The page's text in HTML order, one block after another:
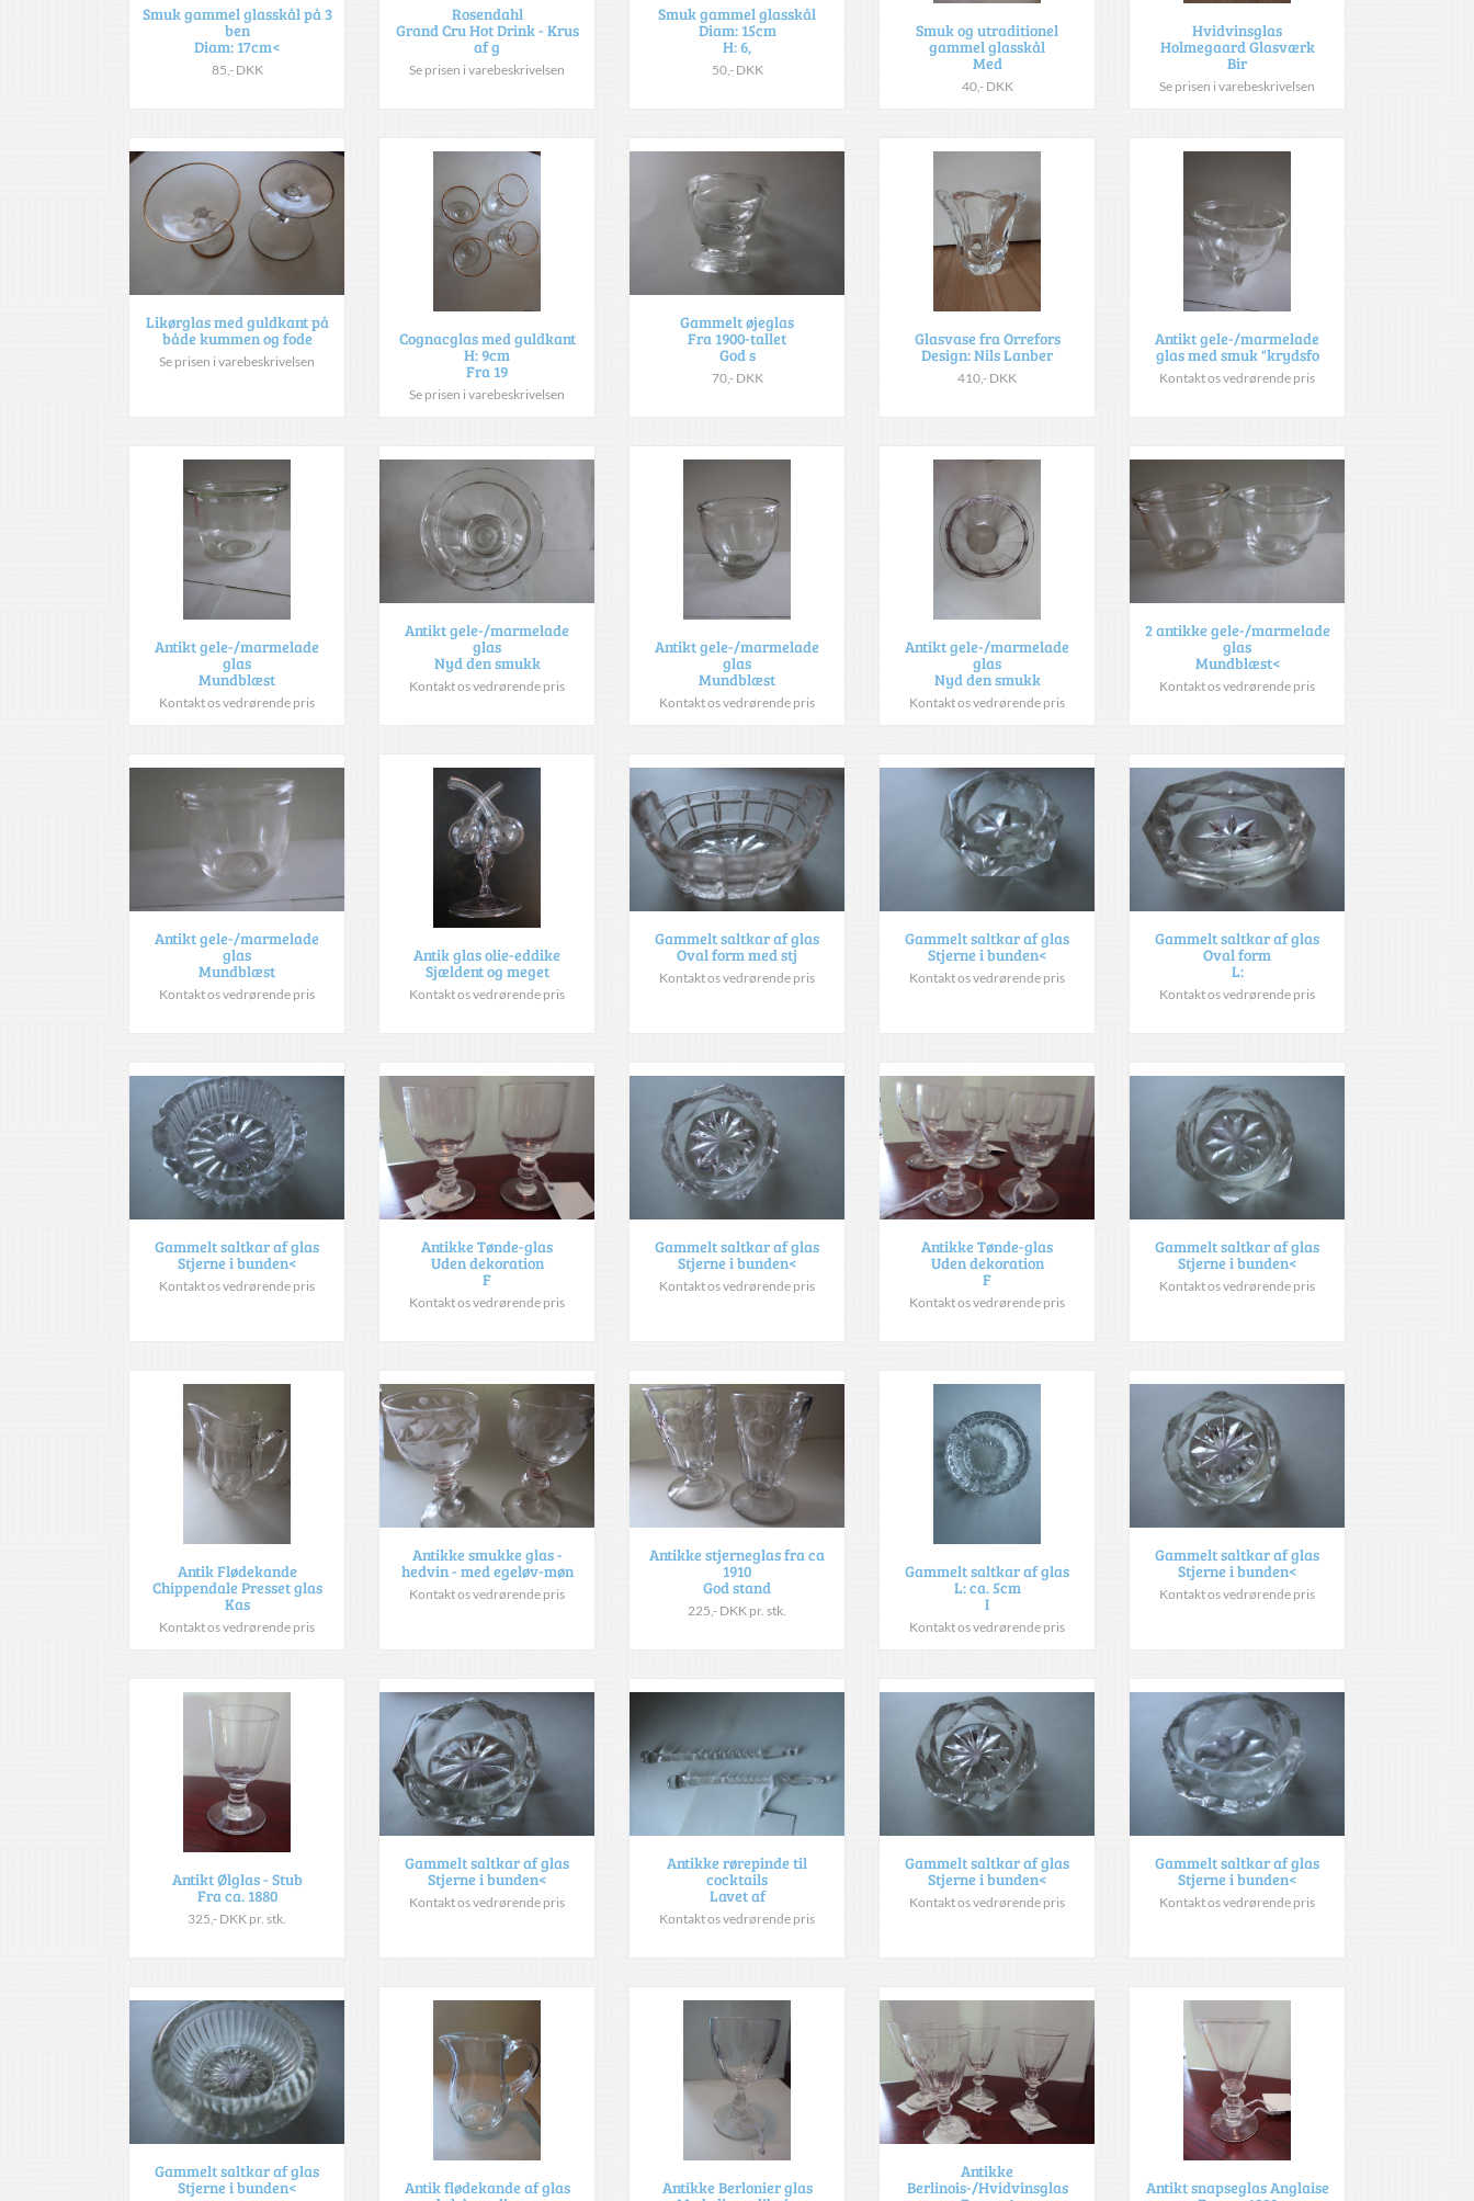
Smuk gammel glasskål på 3
ben
Diam: 17cm<
85,- DKK
Rosendahl
Grand Cru Hot Drink - Krus
af g
Se prisen i varebeskrivelsen
Smuk gammel glasskål
Diam: 15cm
H: 6,
50,- DKK
Smuk og utraditionel
gammel glasskål
Med
40,- DKK
Hvidvinsglas
Holmegaard Glasværk
Bir
Se prisen i varebeskrivelsen
Likørglas med guldkant på
både kummen og fode
Se prisen i varebeskrivelsen
Cognacglas med guldkant
H: 9cm
Fra 19
Se prisen i varebeskrivelsen
Gammelt øjeglas
Fra 1900-tallet
God s
70,- DKK
Glasvase fra Orrefors
Design: Nils Lanber
410,- DKK
Antikt gele-/marmelade
glas med smuk "krydsfo
Kontakt os vedrørende pris
Antikt gele-/marmelade
glas
Mundblæst
Kontakt os vedrørende pris
Antikt gele-/marmelade
glas
Nyd den smukk
Kontakt os vedrørende pris
Antikt gele-/marmelade
glas
Mundblæst
Kontakt os vedrørende pris
Antikt gele-/marmelade
glas
Nyd den smukk
Kontakt os vedrørende pris
2 antikke gele-/marmelade
glas
Mundblæst<
Kontakt os vedrørende pris
Antikt gele-/marmelade
glas
Mundblæst
Kontakt os vedrørende pris
Antik glas olie-eddike
Sjældent og meget
Kontakt os vedrørende pris
Gammelt saltkar af glas
Oval form med stj
Kontakt os vedrørende pris
Gammelt saltkar af glas
Stjerne i bunden<
Kontakt os vedrørende pris
Gammelt saltkar af glas
Oval form
L:
Kontakt os vedrørende pris
Gammelt saltkar af glas
Stjerne i bunden<
Kontakt os vedrørende pris
Antikke Tønde-glas
Uden dekoration
F
Kontakt os vedrørende pris
Gammelt saltkar af glas
Stjerne i bunden<
Kontakt os vedrørende pris
Antikke Tønde-glas
Uden dekoration
F
Kontakt os vedrørende pris
Gammelt saltkar af glas
Stjerne i bunden<
Kontakt os vedrørende pris
Antik Flødekande
Chippendale Presset glas
Kas
Kontakt os vedrørende pris
Antikke smukke glas -
hedvin - med egeløv-møn
Kontakt os vedrørende pris
Antikke stjerneglas fra ca
1910
God stand
225,- DKK pr. stk.
Gammelt saltkar af glas
L: ca. 5cm
I
Kontakt os vedrørende pris
Gammelt saltkar af glas
Stjerne i bunden<
Kontakt os vedrørende pris
Antikt Ølglas - Stub
Fra ca. 1880
325,- DKK pr. stk.
Gammelt saltkar af glas
Stjerne i bunden<
Kontakt os vedrørende pris
Antikke rørepinde til
cocktails
Lavet af
Kontakt os vedrørende pris
Gammelt saltkar af glas
Stjerne i bunden<
Kontakt os vedrørende pris
Gammelt saltkar af glas
Stjerne i bunden<
Kontakt os vedrørende pris
Gammelt saltkar af glas
Stjerne i bunden< Antik flødekande af glas Antikke Berlonier glas
Antikke
Berlinois-/Hvidvinsglas Antikt snapseglas Anglaise